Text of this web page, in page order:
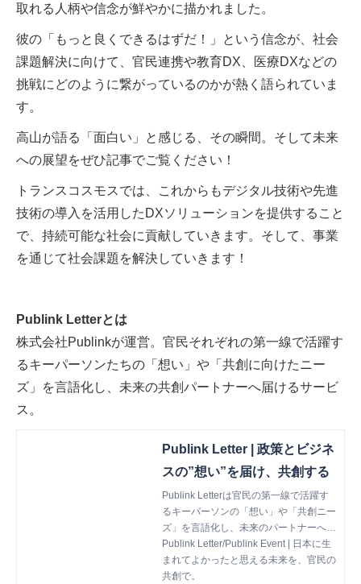
取れる人柄や信念が鮮やかに描かれました。
彼の「もっと良くできるはずだ！」という信念が、社会
課題解決に向けて、官民連携や教育DX、医療DXなどの
挑戦にどのように繋がっているのかが熱く語られていま
す。
高山が語る「面白い」と感じる、その瞬間。そして未来
への展望をぜひ記事でご覧ください！
トランスコスモスでは、これからもデジタル技術や先進
技術の導入を活用したDXソリューションを提供すること
で、持続可能な社会に貢献していきます。そして、事業
を通じて社会課題を解決していきます！
Publink Letterとは
株式会社Publinkが運営。官民それぞれの第一線で活躍す
るキーパーソンたちの「想い」や「共創に向けたニー
ズ」を言語化し、未来の共創パートナーへ届けるサービ
ス。
Publink Letter | 政策とビジネ
スの”想い”を届け、共創する
Publink Letterは官民の第一線で活躍す
るキーパーソンの「想い」や「共創ニー
ズ」を言語化し、未来のパートナーへ届
けるメディアです。読み手からコメント
（＝Letter）を届けることもでき、新た
な出会いや共創のきっかけを生み出しま
Publink Letter/Publink Event | 日本に生
まれてよかったと思える未来を、官民の
共創で。